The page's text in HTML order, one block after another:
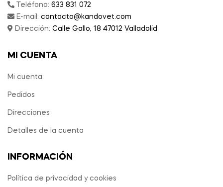
Teléfono: 633 831 072
E-mail: contacto@kandovet.com
Dirección: Calle Gallo, 18 47012 Valladolid
MI CUENTA
Mi cuenta
Pedidos
Direcciones
Detalles de la cuenta
INFORMACIÓN
Política de privacidad y cookies